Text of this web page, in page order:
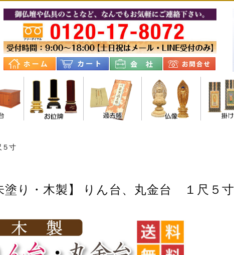
５寸
塗り・木製】 りん台、丸金台 １尺５寸